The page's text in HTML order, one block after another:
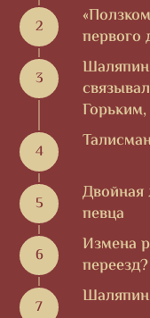
первого
Шаляпин
Двойная
певца
Измена
переезд?